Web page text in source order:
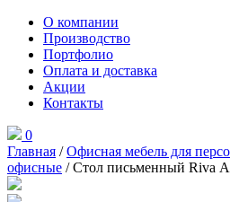
О компании
Производство
Портфолио
Оплата и доставка
Акции
Контакты
0
Главная /Офисная мебель для
офисные / Стол письменный Riva